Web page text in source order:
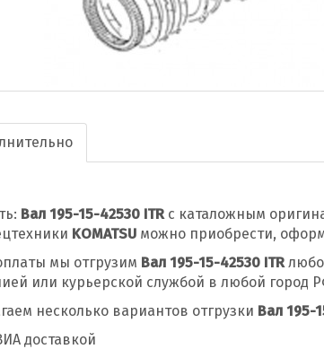
Вал 195-15-42530 ITRс каталожным
KOMATSU можно приобрести,
мы отгрузим Вал 195-15-42530 ITR
или курьерской службой в любой город
несколько вариантов отгрузки Вал 195-
доставкой